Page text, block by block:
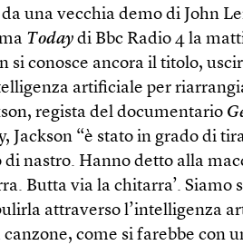
una vecchia demo di John
Today di Bbc Radio 4 la
si conosce ancora il titolo,
artificiale per
regista del documentario
Jackson “è stato in grado di
di nastro. Hanno detto alla
Butta via la chitarra’. Siamo
attraverso l’intelligenza
come si farebbe con